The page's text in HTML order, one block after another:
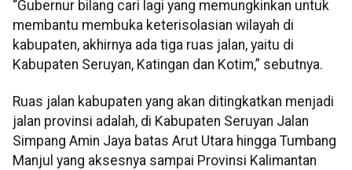
“Gubernur bilang cari lagi yang memungkinkan untuk
membantu membuka keterisolasian wilayah di
kabupaten, akhirnya ada tiga ruas jalan, yaitu di
Kabupaten Seruyan, Katingan dan Kotim,” sebutnya.
Ruas jalan kabupaten yang akan ditingkatkan menjadi
jalan provinsi adalah, di Kabupaten Seruyan Jalan
Simpang Amin Jaya batas Arut Utara hingga Tumbang
Manjul yang aksesnya sampai Provinsi Kalimantan